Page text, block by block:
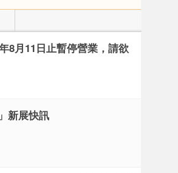
8月11日止暫停營業，請欲
新展快訊